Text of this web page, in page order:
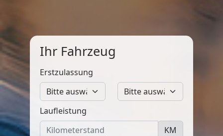
Ihr Fahrzeug
Erstzulassung
Laufleistung
KM